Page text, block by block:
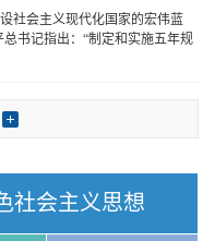
社会主义现代化国家的宏伟蓝
书记指出：“制定和实施五年规
社会主义制度一个重要政治优
社会主义思想